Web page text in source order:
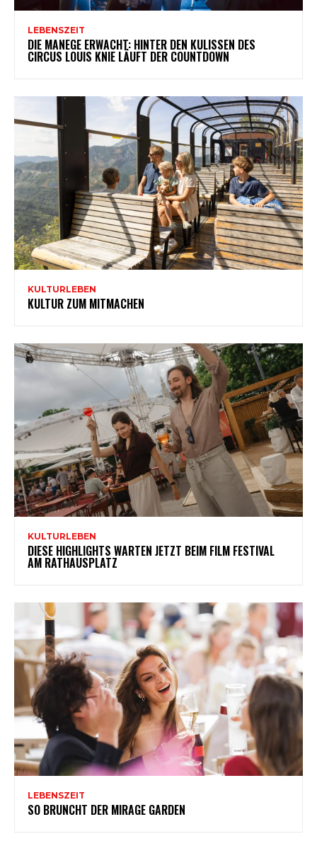
LEBENSZEIT
DIE MANEGE ERWACHT: HINTER DEN KULISSEN DES
CIRCUS LOUIS KNIE LÄUFT DER COUNTDOWN
KULTURLEBEN
KULTUR ZUM MITMACHEN
KULTURLEBEN
DIESE HIGHLIGHTS WARTEN JETZT BEIM FILM FESTIVAL
AM RATHAUSPLATZ
LEBENSZEIT
SO BRUNCHT DER MIRAGE GARDEN